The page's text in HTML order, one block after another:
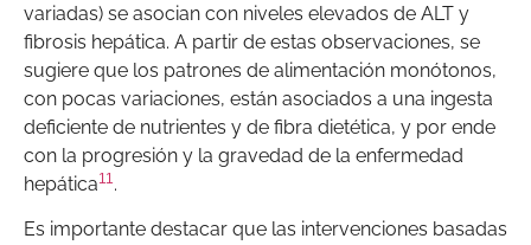
variadas) se asocian con niveles elevados de ALT y
fibrosis hepática. A partir de estas observaciones, se
sugiere que los patrones de alimentación monótonos,
con pocas variaciones, están asociados a una ingesta
deficiente de nutrientes y de fibra dietética, y por ende
con la progresión y la gravedad de la enfermedad
hepática11 .
Es importante destacar que las intervenciones basadas